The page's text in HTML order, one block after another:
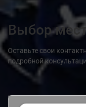
Выбор
Оставьте свои
подробной